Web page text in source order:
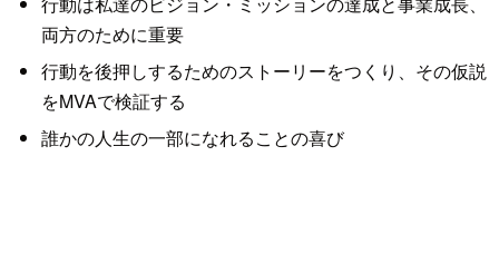
両方のために重要
行動を後押しするためのストーリーをつくり、その仮説
をMVAで検証する
誰かの人生の一部になれることの喜び